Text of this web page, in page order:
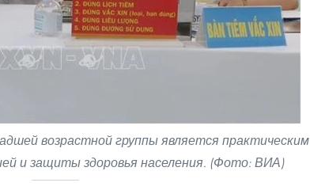
возрастной группы является практическим
и защиты здоровья населения. (Фото: ВИА)